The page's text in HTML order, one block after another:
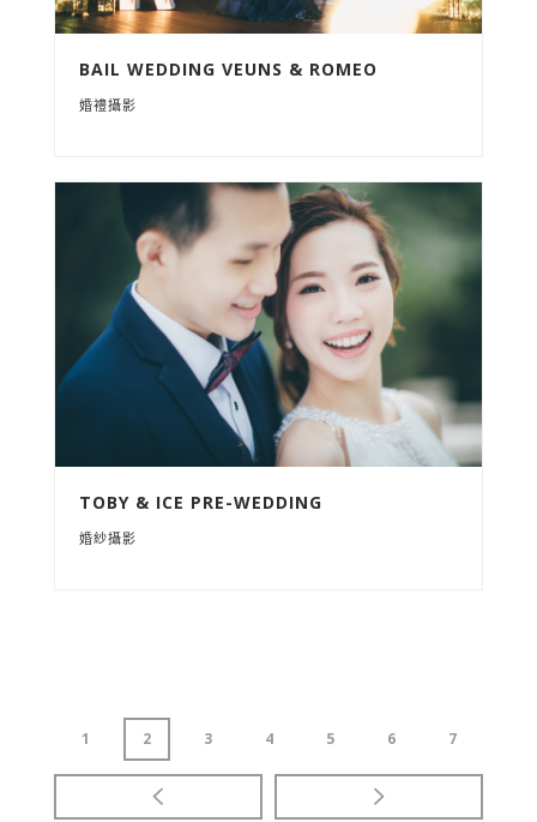
BAIL WEDDING VEUNS & ROMEO
婚禮攝影
TOBY & ICE PRE-WEDDING
婚紗攝影
1 2 3 4 5 6 7